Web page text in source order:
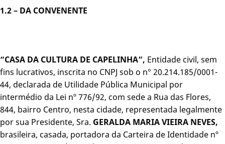
1.2 – DA CONVENENTE
“CASA DA CULTURA DE CAPELINHA”, Entidade civil, sem
fins lucrativos, inscrita no CNPJ sob o n° 20.214.185/0001-
44, declarada de Utilidade Pública Municipal por
intermédio da Lei nº 776/92, com sede a Rua das Flores,
844, bairro Centro, nesta cidade, representada legalmente
por sua Presidente, Sra. GERALDA MARIA VIEIRA NEVES,
brasileira, casada, portadora da Carteira de Identidade nº